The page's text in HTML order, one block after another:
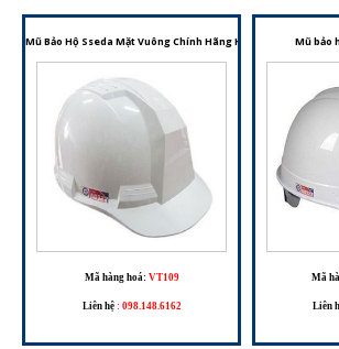
Mũ Bảo Hộ Sseda Mặt Vuông Chính Hãng Hàn Quốc – Bảo Vệ
Mã hàng hoá: VT109
Liên hệ : 098.148.6162
Mũ bảo
Mã
Liên